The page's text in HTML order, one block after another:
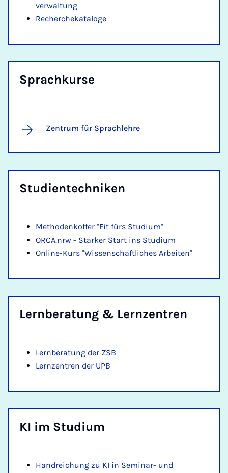
verwaltung
Recherchekataloge
Sprach­kur­se
Zentrum für Sprachlehre
Stu­dien­tech­ni­ken
Methodenkoffer "Fit fürs Studium"
ORCA.nrw - Starker Start ins Studium
Online-Kurs "Wissenschaftliches Arbeiten"
Lern­be­ra­tung & Lern­zen­tren
Lernberatung der ZSB
Lernzentren der UPB
KI im Stu­di­um
Handreichung zu KI in Seminar- und